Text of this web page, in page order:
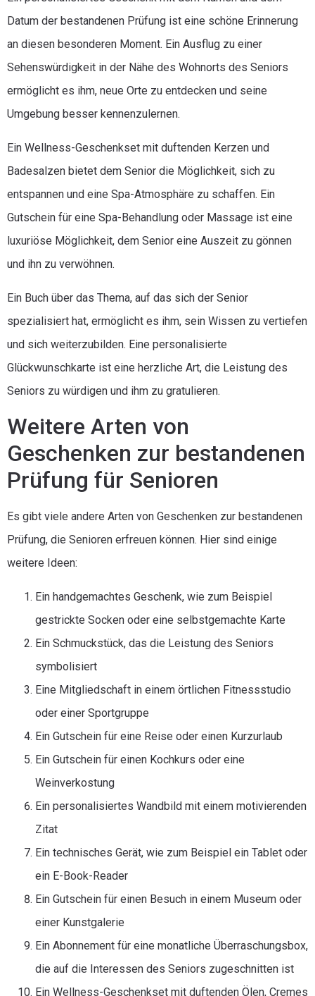
Datum der bestandenen Prüfung ist eine schöne Erinnerung
an diesen besonderen Moment. Ein Ausflug zu einer
Sehenswürdigkeit in der Nähe des Wohnorts des Seniors
ermöglicht es ihm, neue Orte zu entdecken und seine
Umgebung besser kennenzulernen.
Ein Wellness-Geschenkset mit duftenden Kerzen und
Badesalzen bietet dem Senior die Möglichkeit, sich zu
entspannen und eine Spa-Atmosphäre zu schaffen. Ein
Gutschein für eine Spa-Behandlung oder Massage ist eine
luxuriöse Möglichkeit, dem Senior eine Auszeit zu gönnen
und ihn zu verwöhnen.
Ein Buch über das Thema, auf das sich der Senior
spezialisiert hat, ermöglicht es ihm, sein Wissen zu vertiefen
und sich weiterzubilden. Eine personalisierte
Glückwunschkarte ist eine herzliche Art, die Leistung des
Seniors zu würdigen und ihm zu gratulieren.
Weitere Arten von
Geschenken zur bestandenen
Prüfung für Senioren
Es gibt viele andere Arten von Geschenken zur bestandenen
Prüfung, die Senioren erfreuen können. Hier sind einige
weitere Ideen:
Ein handgemachtes Geschenk, wie zum Beispiel
gestrickte Socken oder eine selbstgemachte Karte
Ein Schmuckstück, das die Leistung des Seniors
symbolisiert
Eine Mitgliedschaft in einem örtlichen Fitnessstudio
oder einer Sportgruppe
Ein Gutschein für eine Reise oder einen Kurzurlaub
Ein Gutschein für einen Kochkurs oder eine
Weinverkostung
Ein personalisiertes Wandbild mit einem motivierenden
Zitat
Ein technisches Gerät, wie zum Beispiel ein Tablet oder
ein E-Book-Reader
Ein Gutschein für einen Besuch in einem Museum oder
einer Kunstgalerie
Ein Abonnement für eine monatliche Überraschungsbox,
die auf die Interessen des Seniors zugeschnitten ist
Ein Wellness-Geschenkset mit duftenden Ölen, Cremes